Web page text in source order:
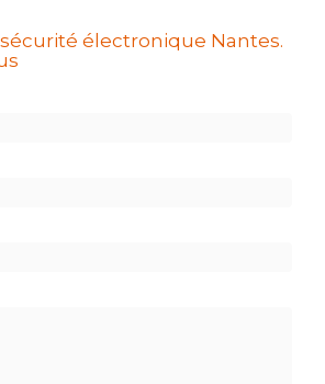
électronique Nantes.